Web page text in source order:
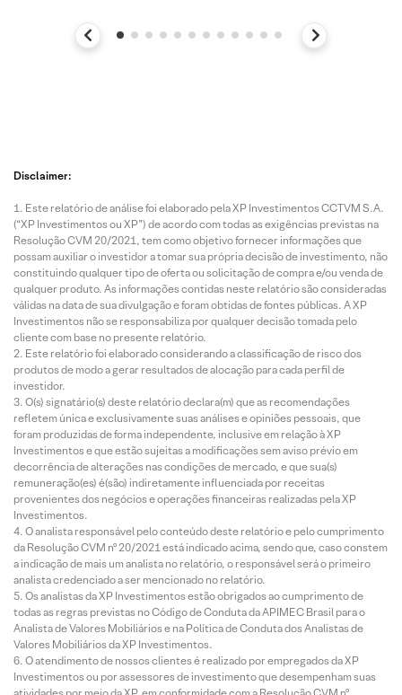
Disclaimer:
Este relatório de análise foi elaborado pela XP Investimentos CCTVM S.A.
(“XP Investimentos ou XP”) de acordo com todas as exigências previstas na
Resolução CVM 20/2021, tem como objetivo fornecer informações que
possam auxiliar o investidor a tomar sua própria decisão de investimento, não
constituindo qualquer tipo de oferta ou solicitação de compra e/ou venda de
qualquer produto. As informações contidas neste relatório são consideradas
válidas na data de sua divulgação e foram obtidas de fontes públicas. A XP
Investimentos não se responsabiliza por qualquer decisão tomada pelo
cliente com base no presente relatório.
Este relatório foi elaborado considerando a classificação de risco dos
produtos de modo a gerar resultados de alocação para cada perfil de
investidor.
O(s) signatário(s) deste relatório declara(m) que as recomendações
refletem única e exclusivamente suas análises e opiniões pessoais, que
foram produzidas de forma independente, inclusive em relação à XP
Investimentos e que estão sujeitas a modificações sem aviso prévio em
decorrência de alterações nas condições de mercado, e que sua(s)
remuneração(es) é(são) indiretamente influenciada por receitas
provenientes dos negócios e operações financeiras realizadas pela XP
Investimentos.
O analista responsável pelo conteúdo deste relatório e pelo cumprimento
da Resolução CVM nº 20/2021 está indicado acima, sendo que, caso constem
a indicação de mais um analista no relatório, o responsável será o primeiro
analista credenciado a ser mencionado no relatório.
Os analistas da XP Investimentos estão obrigados ao cumprimento de
todas as regras previstas no Código de Conduta da APIMEC Brasil para o
Analista de Valores Mobiliários e na Política de Conduta dos Analistas de
Valores Mobiliários da XP Investimentos.
O atendimento de nossos clientes é realizado por empregados da XP
Investimentos ou por assessores de investimento que desempenham suas